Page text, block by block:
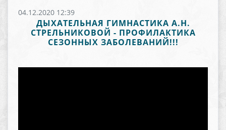
04.12.2020 12:39
ДЫХАТЕЛЬНАЯ ГИМНАСТИКА А.Н.
СТРЕЛЬНИКОВОЙ - ПРОФИЛАКТИКА
СЕЗОННЫХ ЗАБОЛЕВАНИЙ!!!